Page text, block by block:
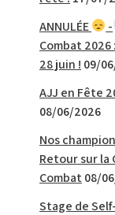
ANNULÉE
-
Combat
28 juin ! 09/
AJJ en Fête
08/06/2026
Nos
Retour sur la
Combat 08/
Stage de